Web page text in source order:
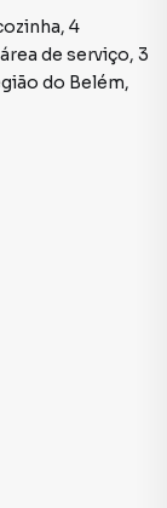
4
de serviço, 3
do Belém,
para oferecer
em
espaço e
oferece espaço
de
especiais.